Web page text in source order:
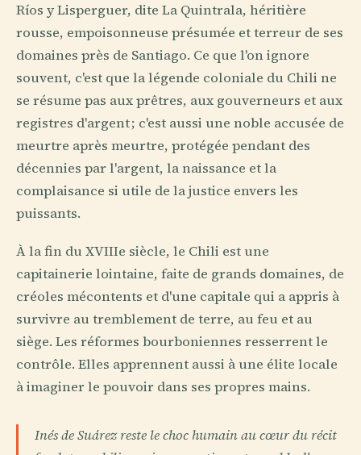
Ríos y Lisperguer, dite La Quintrala, héritière
rousse, empoisonneuse présumée et terreur de ses
domaines près de Santiago. Ce que l'on ignore
souvent, c'est que la légende coloniale du Chili ne
se résume pas aux prêtres, aux gouverneurs et aux
registres d'argent ; c'est aussi une noble accusée de
meurtre après meurtre, protégée pendant des
décennies par l'argent, la naissance et la
complaisance si utile de la justice envers les
puissants.
À la fin du XVIIIe siècle, le Chili est une
capitainerie lointaine, faite de grands domaines, de
créoles mécontents et d'une capitale qui a appris à
survivre au tremblement de terre, au feu et au
siège. Les réformes bourboniennes resserrent le
contrôle. Elles apprennent aussi à une élite locale
à imaginer le pouvoir dans ses propres mains.
Inés de Suárez reste le choc humain au cœur du récit